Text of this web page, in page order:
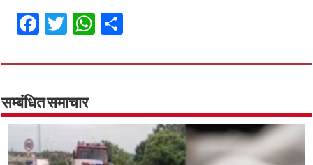
Fa
ce
b
o
o
k
T
wi
tt
er
W
h
at
p
p
ar
सम्बंधित समाचार